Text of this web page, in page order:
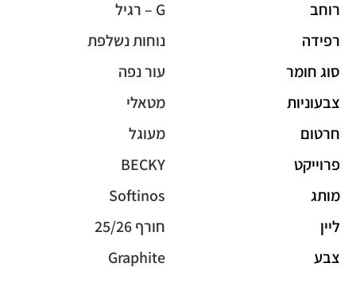
רוחב
G – רגיל
רפידה
נוחות נשלפת
סוג חומר
עור נפה
צבעוניות
מטאלי
חרטום
מעוגל
פרוייקט
BECKY
מותג
Softinos
ליין
חורף 25/26
צבע
Graphite